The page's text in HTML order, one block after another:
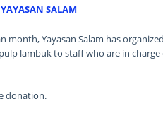
SALAM
month, Yayasan Salam has
lambuk to staff who are in
donation.